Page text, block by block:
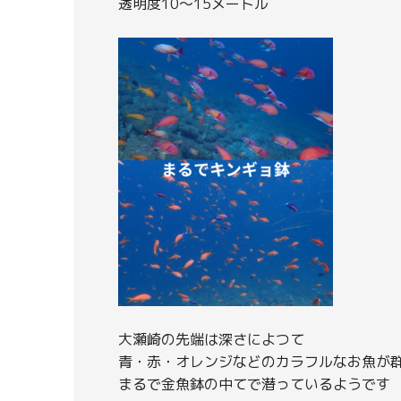
大瀬崎の先端は深さによつて
青・赤・オレンジなどのカラフルなお魚が
まるで金魚鉢の中てで潜っているようです